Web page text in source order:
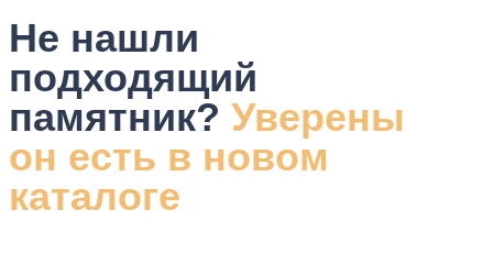
Не нашли
подходящий
памятник? Уверены
он есть в новом
каталоге